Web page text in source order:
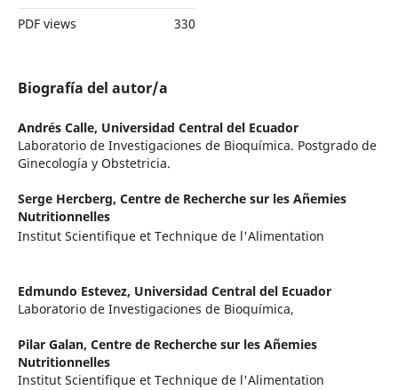
PDF views 330
Biografía del autor/a
Andrés Calle, Universidad Central del Ecuador
Laboratorio de Investigaciones de Bioquímica. Postgrado de
Ginecología y Obstetricia.
Serge Hercberg, Centre de Recherche sur les Añemies
Nutritionnelles
Institut Scientifique et Technique de l'Alimentation
Edmundo Estevez, Universidad Central del Ecuador
Laboratorio de Investigaciones de Bioquímica,
Pilar Galan, Centre de Recherche sur les Añemies
Nutritionnelles
Institut Scientifique et Technique de l'Alimentation